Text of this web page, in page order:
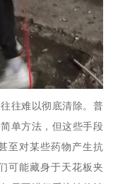
往难以彻底清除。普
单方法，但这些手段
至对某些药物产生抗
可能藏身于天花板夹